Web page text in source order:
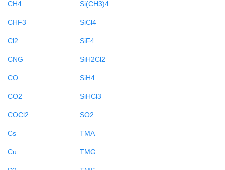
CH4
CHF3
Cl2
CNG
CO
CO2
COCl2
Cs
Cu
Si(CH3)4
SiCl4
SiF4
SiH2Cl2
SiH4
SiHCl3
SO2
TMA
TMG